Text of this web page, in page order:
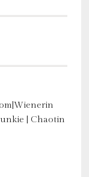
| Chaotin